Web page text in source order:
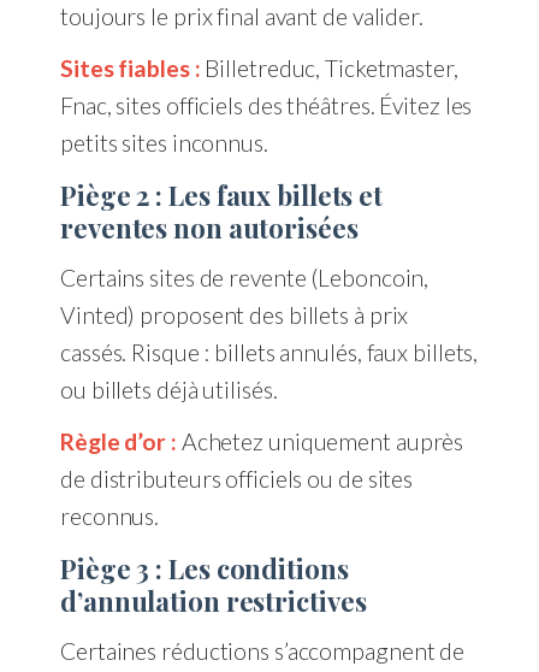
toujours le prix final avant de valider.
Sites fiables : Billetreduc, Ticketmaster,
Fnac, sites officiels des théâtres. Évitez les
petits sites inconnus.
Piège 2 : Les faux billets et
reventes non autorisées
Certains sites de revente (Leboncoin,
Vinted) proposent des billets à prix
cassés. Risque : billets annulés, faux billets,
ou billets déjà utilisés.
Règle d’or : Achetez uniquement auprès
de distributeurs officiels ou de sites
reconnus.
Piège 3 : Les conditions
d’annulation restrictives
Certaines réductions s’accompagnent de